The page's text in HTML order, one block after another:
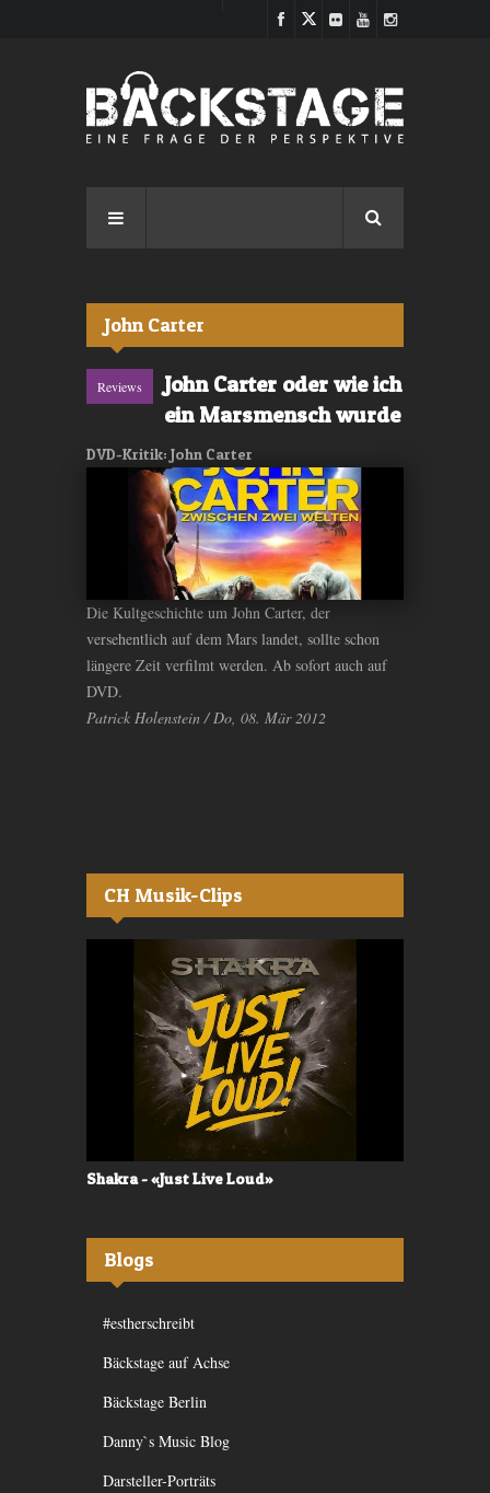
John Carter
Reviews
John Carter oder wie ich
ein Marsmensch wurde
DVD-Kritik: John Carter
Die Kultgeschichte um John Carter, der
versehentlich auf dem Mars landet, sollte schon
längere Zeit verfilmt werden. Ab sofort auch auf
DVD.
Patrick Holenstein / Do, 08. Mär 2012
CH Musik-Clips
Shakra - «Just Live Loud»
Blogs
#estherschreibt
Bäckstage auf Achse
Bäckstage Berlin
Danny`s Music Blog
Darsteller-Porträts